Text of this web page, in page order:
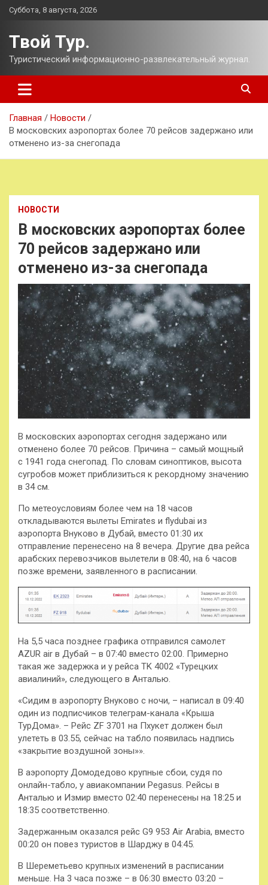
Перейти
Суббота, 8 августа, 2026
Твой Тур.
Туристический информационно-развлекательный журнал.
Главная
Новости
В московских аэропортах более 70 рейсов задержано или
отменено из-за снегопада
НОВОСТИ
В московских аэропортах более
70 рейсов задержано или
отменено из-за снегопада
В московских аэропортах сегодня задержано или
отменено более 70 рейсов. Причина – самый мощный
с 1941 года снегопад. По словам синоптиков, высота
сугробов может приблизиться к рекордному значению
в 34 см.
По метеоусловиям более чем на 18 часов
откладываются вылеты Emirates и flydubai из
аэропорта Внуково в Дубай, вместо 01:30 их
отправление перенесено на 8 вечера. Другие два рейса
арабских перевозчиков вылетели в 08:40, на 6 часов
позже времени, заявленного в расписании.
На 5,5 часа позднее графика отправился самолет
AZUR air в Дубай – в 07:40 вместо 02:00. Примерно
такая же задержка и у рейса TK 4002 «Турецких
авиалиний», следующего в Анталью.
«Сидим в аэропорту Внуково с ночи, – написал в 09:40
один из подписчиков телеграм-канала «Крыша
ТурДома». – Рейс ZF 3701 на Пхукет должен был
улететь в 03.55, сейчас на табло появилась надпись
«закрытие воздушной зоны»».
В аэропорту Домодедово крупные сбои, судя по
онлайн-табло, у авиакомпании Pegasus. Рейсы в
Анталью и Измир вместо 02:40 перенесены на 18:25 и
18:35 соответственно.
Задержанным оказался рейс G9 953 Air Arabia, вместо
00:20 он повез туристов в Шарджу в 04:45.
В Шереметьево крупных изменений в расписании
меньше. На 3 часа позже – в 06:30 вместо 03:20 –